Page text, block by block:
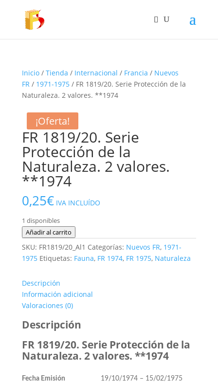
Inicio/ Tienda / Internacional / Francia / Nuevos
FR/ 1971-1975/ FR 1819/20. Serie Protección de la
Naturaleza. 2 valores. **1974
FR 1819/20. Serie
Protección de la
Naturaleza. 2 valores.
**1974
0,25€ IVA INCLUÍDO
1 disponibles
FR
1819/20.
Serie
Protección
la
Naturaleza.
2
valores.
cantidad
Añadir al carrito
SKU: FR1819/20_Al1 Categorías: Nuevos FR, 1971-
1975 Etiquetas: Fauna, FR 1974, FR 1975, Naturaleza
Descripción
Información adicional
Valoraciones (0)
Descripción
FR 1819/20. Serie Protección de la
Naturaleza. 2 valores. **1974
Fecha Emisión 19/10/1974 – 15/02/1975
¡Oferta!